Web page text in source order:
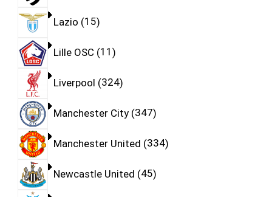
Lazio 15
Lille OSC 11
Liverpool 324
Manchester City 347
Manchester United 334
Newcastle United 45